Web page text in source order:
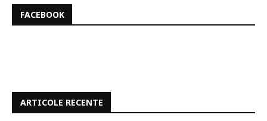
FACEBOOK
ARTICOLE RECENTE